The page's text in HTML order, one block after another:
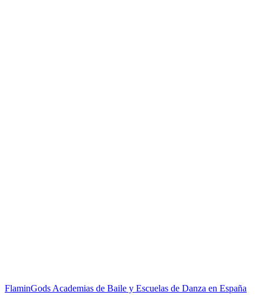
FlaminGods Academias de Baile y Escuelas de Danza en España